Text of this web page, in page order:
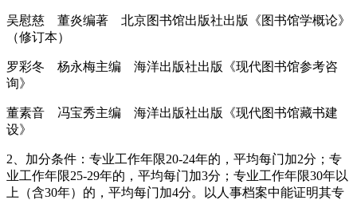
吴慰慈 董炎编著 北京图书馆出版社出版《图书馆学概论》
（修订本）
罗彩冬 杨永梅主编 海洋出版社出版《现代图书馆参考咨
询》
董素音 冯宝秀主编 海洋出版社出版《现代图书馆藏书建
设》
2、加分条件：专业工作年限20-24年的，平均每门加2分；专
业工作年限25-29年的，平均每门加3分；专业工作年限30年以
上（含30年）的，平均每门加4分。以人事档案中能证明其专